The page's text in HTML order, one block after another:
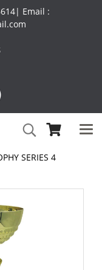
Email :
SERIES 4